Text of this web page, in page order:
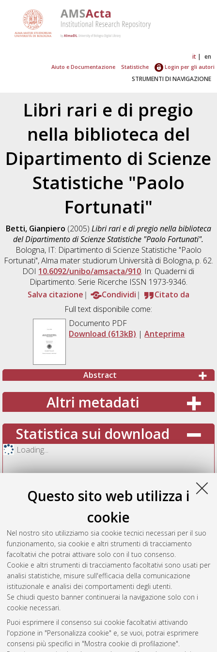
Questo sito web utilizza i
cookie
Nel nostro sito utilizziamo sia cookie tecnici necessari per il suo
funzionamento, sia cookie e altri strumenti di tracciamento
facoltativi che potrai attivare solo con il tuo consenso.
Cookie e altri strumenti di tracciamento facoltativi sono usati per
analisi statistiche, misure sull'efficacia della comunicazione
istituzionale e analisi dei comportamenti degli utenti.
Se chiudi questo banner continuerai la navigazione solo con i
cookie necessari.
Puoi esprimere il consenso sui cookie facoltativi attivando
l'opzione in "Personalizza cookie" e, se vuoi, potrai esprimere
consensi più specifici in "Mostra cookie di profilazione".
it en
Aiuto e Documentazione Statistiche Login per gli autori
STRUMENTI DI NAVIGAZIONE
Libri rari e di pregio
nella biblioteca del
Dipartimento di Scienze
Statistiche "Paolo
Fortunati"
Betti, Gianpiero (2005) Libri rari e di pregio nella biblioteca
del Dipartimento di Scienze Statistiche "Paolo Fortunati".
Bologna, IT: Dipartimento di Scienze Statistiche "Paolo
Fortunati", Alma mater studiorum Università di Bologna, p. 62.
DOI 10.6092/unibo/amsacta/910. In: Quaderni di
Dipartimento. Serie Ricerche ISSN 1973-9346.
Salva citazione
Condividi
Citato da
Full text disponibile come:
Documento PDF
Download (613kB) |Anteprima
Abstract
Altri metadati
Statistica sui download
Loading...
Vedi altre statistiche
Gestione del documento:
Atom
AMS Acta
ISSN: 2038-7954